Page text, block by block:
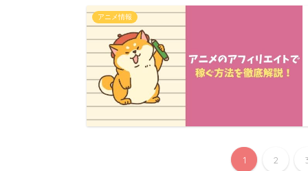
アニメ情報
1 2